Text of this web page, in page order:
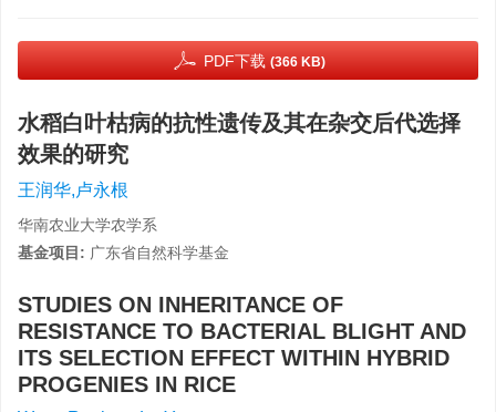
PDF下载 (366 KB)
水稻白叶枯病的抗性遗传及其在杂交后代选择
效果的研究
王润华,卢永根
华南农业大学农学系
基金项目: 广东省自然科学基金
STUDIES ON INHERITANCE OF
RESISTANCE TO BACTERIAL BLIGHT AND
ITS SELECTION EFFECT WITHIN HYBRID
PROGENIES IN RICE